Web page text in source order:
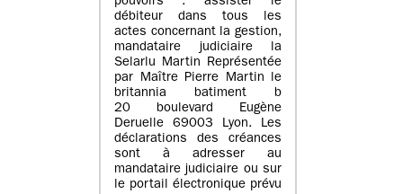
débiteur dans tous les
actes concernant la gestion,
mandataire judiciaire la
Selarlu Martin Représentée
par Maître Pierre Martin le
britannia batiment b
20 boulevard Eugène
Deruelle 69003 Lyon. Les
déclarations des créances
sont à adresser au
mandataire judiciaire ou sur
le portail électronique prévu